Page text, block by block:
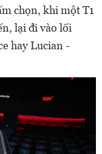
chọn, khi một T1
lại đi vào lối
hay Lucian -